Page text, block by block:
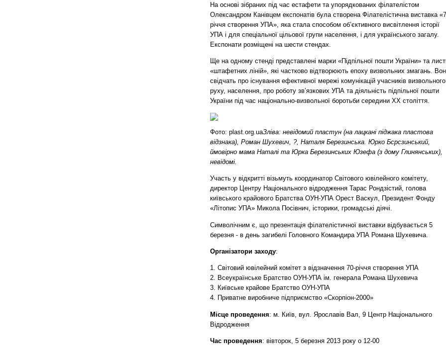
На основі зібраних під час естафети та упорядкованих філателістом
Олександром Канівцем експонатів була створена Філателістична виставка
річчя створення УПА», яка стала способом об’єктивного висвітлення історії
УПА і для спеціальної цільової групи населення, і для українського загалу.
Експонати розміщені на шести стендах.
Ще на одному стенді представлені марки «Підпільної пошти України» та
«штафетних ліній», які частково відтворюють епоху визвольних змагань.
свідчать про існування ефективної мережі комунікацій учасників визвольного
руху, населення, про роботу зв’язкових УПА та діяльність підпільної пошти
України під час національно-визвольної боротьби середини ХХ століття.
Фото: plast.org.uaЗліва: невідомий пластун (на лацкані піджака пластова
відзнака), Роман Шухевич, ?, Наталя Березинська. Юрко Бсрсзинський,
ймовірно мама Наталі та Юрка Березинських Юзефа (з дому Глинянських),
невідомі.
Участь у відкритті візьмуть координатор Світового ювілейного комітету,
директор Центру Національного відродження Тарас Рондзістий, голова
київського крайового Братства ОУН-УПА Орест Васкул, Президент Фонду
«Літопис УПА» Микола Посівнич, історики, громадські діячі.
Символічним є, що презентація філателістичної виставки відбувається 5
березня - в день загибелі Головного Командира УПА Романа Шухевича.
Організатори заходу:
1. Світовий ювілейний комітет з відзначення 70-річчя створення УПА
2. Всеукраїнське Братство ОУН-УПА ім. генерала Романа Шухевича
3. Київське крайове Братство ОУН-УПА
4. Приватне виробниче підприємство «Скорпіон-2000»
Місце проведення: м. Київ, вул. Ярославів Вал, 9 Центр Національного
Відродження
Час проведення: вівторок, 5 березня 2013 року о 12-00